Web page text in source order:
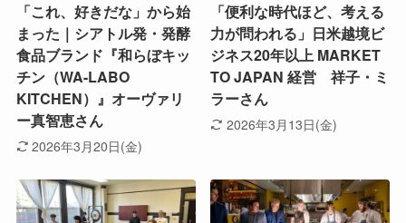
「これ、好きだな」から始
まった｜シアトル発・発酵
食品ブランド『和らぼキッ
チン（WA-LABO
KITCHEN）』オーヴァリ
ー真智恵さん
2026年3月20日(金)
「便利な時代ほど、考える
力が問われる」日米越境ビ
ジネス20年以上 MARKET
TO JAPAN 経営 祥子・ミ
ラーさん
2026年3月13日(金)